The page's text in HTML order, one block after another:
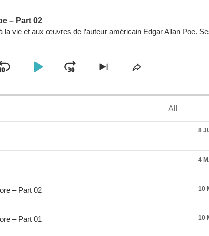
– Part 02
la vie et aux œuvres de l’auteur américain Edgar Allan Poe.
SKIPPLAYJUMPSKIP
NEXT
SHARE
EPISODE
8
4
– Part 02
10
– Part 01
10